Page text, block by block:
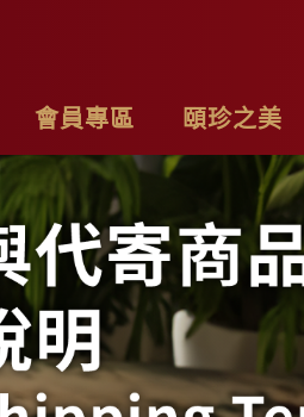
會員專區
基本資料
購物車
我的訂單
頤珍之美
品牌故事
聯絡我們
隱私權聲明